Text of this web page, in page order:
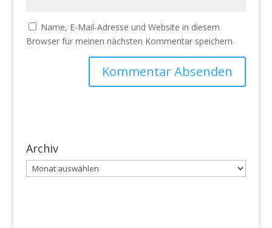
Name, E-Mail-Adresse und Website in diesem
Browser für meinen nächsten Kommentar speichern.
Archiv
Archiv